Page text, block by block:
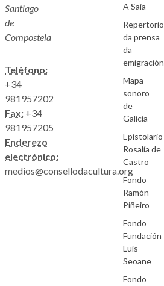
Santiago
de
Compostela
Teléfono:
+34
981957202
Fax: +34
981957205
Enderezo
electrónico:
medios@consellodacultura.org
A Saia
Repertorio
da prensa
da
emigración
Mapa
sonoro
de
Galicia
Epistolario
Rosalía de
Castro
Fondo
Ramón
Piñeiro
Fondo
Fundación
Luís
Seoane
Fondo